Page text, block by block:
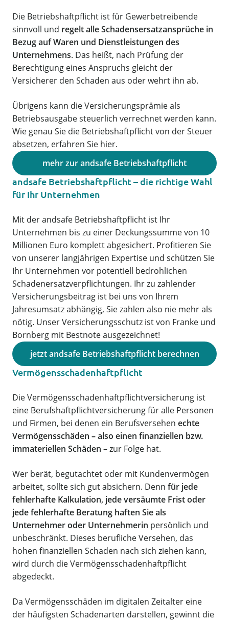
Die Betriebshaftpflicht ist für Gewerbetreibende
sinnvoll und regelt alle Schadensersatzansprüche in
Bezug auf Waren und Dienstleistungen des
Unternehmens. Das heißt, nach Prüfung der
Berechtigung eines Anspruchs gleicht der
Versicherer den Schaden aus oder wehrt ihn ab.
Übrigens kann die Versicherungsprämie als
Betriebsausgabe steuerlich verrechnet werden kann.
Wie genau Sie die Betriebshaftpflicht von der Steuer
absetzen, erfahren Sie hier.
mehr zur andsafe Betriebshaftpflicht
andsafe Betriebshaftpflicht – die richtige Wahl
für Ihr Unternehmen
Mit der andsafe Betriebshaftpflicht ist Ihr
Unternehmen bis zu einer Deckungssumme von 10
Millionen Euro komplett abgesichert. Profitieren Sie
von unserer langjährigen Expertise und schützen Sie
Ihr Unternehmen vor potentiell bedrohlichen
Schadenersatzverpflichtungen. Ihr zu zahlender
Versicherungsbeitrag ist bei uns von Ihrem
Jahresumsatz abhängig, Sie zahlen also nie mehr als
nötig. Unser Versicherungsschutz ist von Franke und
Bornberg mit Bestnote ausgezeichnet!
jetzt andsafe Betriebshaftpflicht berechnen
Vermögensschadenhaftpflicht
Die Vermögensschadenhaftpflichtversicherung ist
eine Berufshaftpflichtversicherung für alle Personen
und Firmen, bei denen ein Berufsversehen echte
Vermögensschäden – also einen finanziellen bzw.
immateriellen Schäden – zur Folge hat.
Wer berät, begutachtet oder mit Kundenvermögen
arbeitet, sollte sich gut absichern. Denn für jede
fehlerhafte Kalkulation, jede versäumte Frist oder
jede fehlerhafte Beratung haften Sie als
Unternehmer oder Unternehmerin persönlich und
unbeschränkt. Dieses berufliche Versehen, das
hohen finanziellen Schaden nach sich ziehen kann,
wird durch die Vermögensschadenhaftpflicht
abgedeckt.
Da Vermögensschäden im digitalen Zeitalter eine
der häufigsten Schadenarten darstellen, gewinnt die